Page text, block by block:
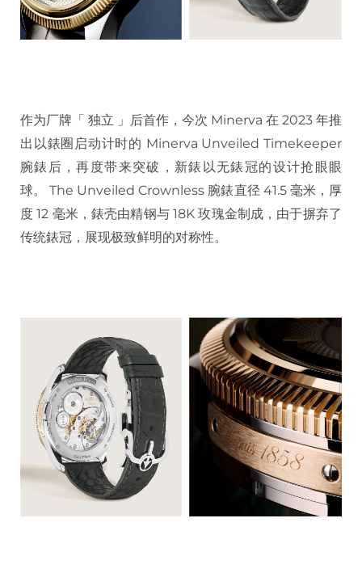
作为厂牌「 独立 」后首作，今次 Minerva 在 2023 年推
出以錶圈启动计时的 Minerva Unveiled Timekeeper
腕錶后，再度带来突破，新錶以无錶冠的设计抢眼眼
球。 The Unveiled Crownless 腕錶直径 41.5 毫米，厚
度 12 毫米，錶壳由精钢与 18K 玫瑰金制成，由于摒弃了
传统錶冠，展现极致鲜明的对称性。